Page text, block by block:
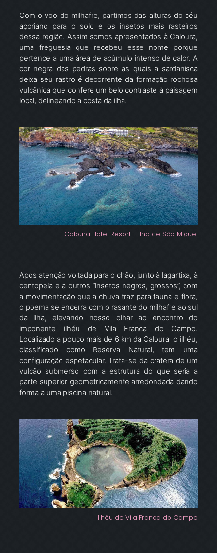
Com o voo do milhafre, partimos das alturas do céu
açoriano para o solo e os insetos mais rasteiros
dessa região. Assim somos apresentados à Caloura,
uma freguesia que recebeu esse nome porque
pertence a uma área de acúmulo intenso de calor. A
cor negra das pedras sobre as quais a sardanisca
deixa seu rastro é decorrente da formação rochosa
vulcânica que confere um belo contraste à paisagem
local, delineando a costa da ilha.
Caloura Hotel Resort – Ilha de São Miguel
Após atenção voltada para o chão, junto à lagartixa, à
centopeia e a outros “insetos negros, grossos”, com
a movimentação que a chuva traz para fauna e flora,
o poema se encerra com o rasante do milhafre ao sul
da ilha, elevando nosso olhar ao encontro do
imponente ilhéu de Vila Franca do Campo.
Localizado a pouco mais de 6 km da Caloura, o ilhéu,
classificado como Reserva Natural, tem uma
configuração espetacular. Trata-se da cratera de um
vulcão submerso com a estrutura do que seria a
parte superior geometricamente arredondada dando
forma a uma piscina natural.
Ilhéu de Vila Franca do Campo